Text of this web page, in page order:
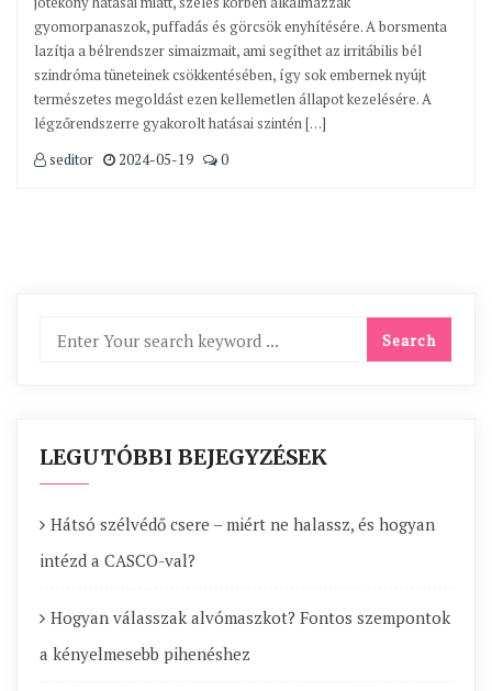
gyomorpanaszok, puffadás és görcsök enyhítésére. A borsmenta
lazítja a bélrendszer simaizmait, ami segíthet az irritábilis bél
szindróma tüneteinek csökkentésében, így sok embernek nyújt
természetes megoldást ezen kellemetlen állapot kezelésére. A
légzőrendszerre gyakorolt hatásai szintén […]
seditor
2024-05-19 0
LEGUTÓBBI BEJEGYZÉSEK
Hátsó szélvédő csere – miért ne halassz, és hogyan
intézd a CASCO-val?
Hogyan válasszak alvómaszkot? Fontos szempontok
a kényelmesebb pihenéshez